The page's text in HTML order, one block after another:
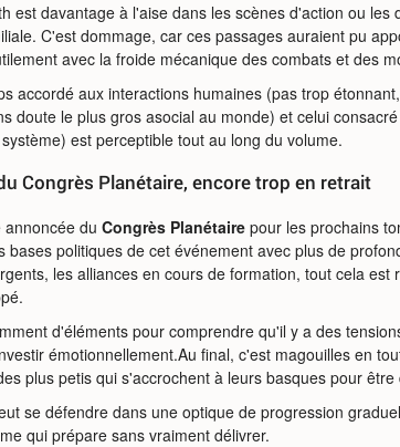
est davantage à l'aise dans les scènes d'action ou les
C'est dommage, car ces passages auraient pu
avec la froide mécanique des combats et des
accordé aux interactions humaines (pas trop
doute le plus gros asocial au monde) et celui
est perceptible tout au long du volume.
Congrès Planétaire, encore trop en retrait
du Congrès Planétaire pour les prochains
bases politiques de cet événement avec plus de
les alliances en cours de formation, tout cela est
d'éléments pour comprendre qu'il y a des
émotionnellement.Au final, c'est magouilles en
plus petis qui s'accrochent à leurs basques pour
se défendre dans une optique de progression
qui prépare sans vraiment délivrer.